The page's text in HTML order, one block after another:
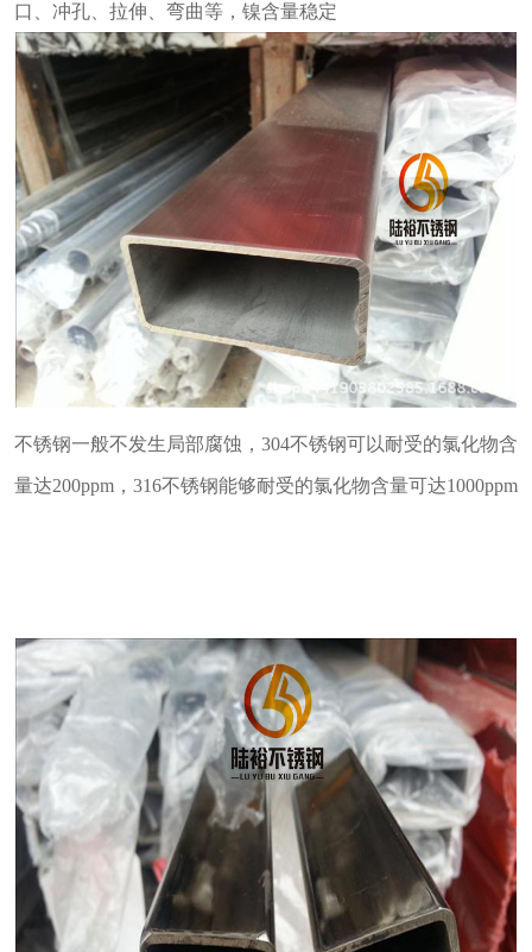
口、冲孔、拉伸、弯曲等，镍含量稳定
不锈钢一般不发生局部腐蚀，304不锈钢可以耐受的氯化物含
量达200ppm，316不锈钢能够耐受的氯化物含量可达1000ppm